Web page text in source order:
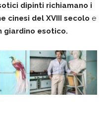
dipinti richiamano i
cinesi del XVIII secolo e
giardino esotico.